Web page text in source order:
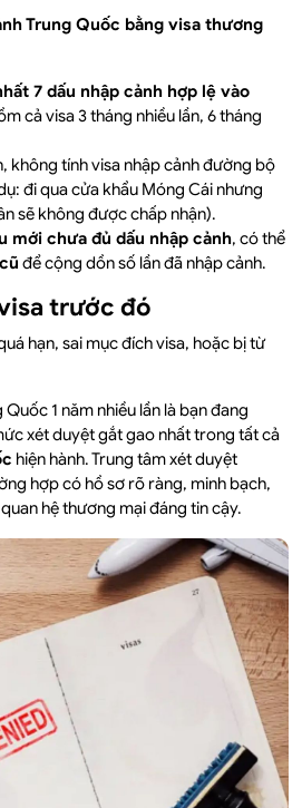
Trung Quốc bằng visa thương
7 dấu nhập cảnh hợp lệ vào
cả visa 3 tháng nhiều lần, 6 tháng
không tính visa nhập cảnh đường bộ
đi qua cửa khẩu Móng Cái nhưng
sẽ không được chấp nhận).
mới chưa đủ dấu nhập cảnh, có thể
để cộng dồn số lần đã nhập cảnh.
trước đó
hạn, sai mục đích visa, hoặc bị từ
Quốc 1 năm nhiều lần là bạn đang
xét duyệt gắt gao nhất trong tất cả
hiện hành. Trung tâm xét duyệt
hợp có hồ sơ rõ ràng, minh bạch,
hệ thương mại đáng tin cậy.